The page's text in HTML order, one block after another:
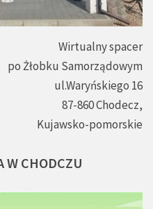
Wirtualny spacer
po Żłobku Samorządowym
ul.Waryńskiego 16
87-860 Chodecz,
Kujawsko-pomorskie
W CHODCZU